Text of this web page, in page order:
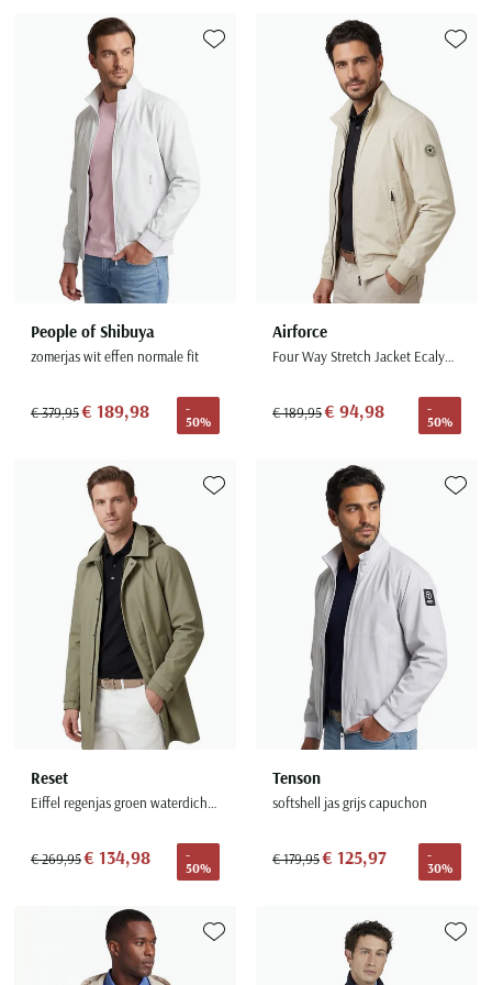
People of Shibuya
zomerjas wit effen normale fit
€ 379,95€ 189,98
-
50%
Toevoegen aan favorieten
Airforce
Four Way Stretch Jacket Ecalyptus
€ 189,95€ 94,98
-
50%
Reset
Eiffel regenjas groen waterdicht met afneembare capuchon
€ 269,95€ 134,98
-
50%
Toevoegen aan favorieten
Tenson
softshell jas grijs capuchon
€ 179,95€ 125,97
-
30%
Toevoegen aan favorieten